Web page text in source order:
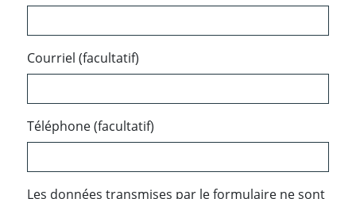
Courriel (facultatif)
Téléphone (facultatif)
Les données transmises par le formulaire ne sont